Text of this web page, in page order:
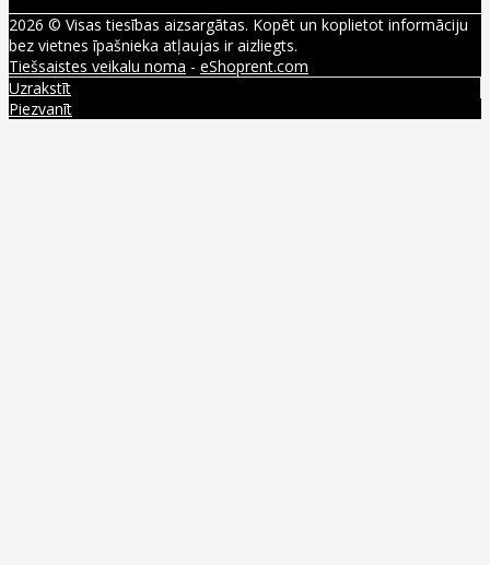
2026 © Visas tiesības aizsargātas. Kopēt un koplietot informāciju
bez vietnes īpašnieka atļaujas ir aizliegts.
Tiešsaistes veikalu noma - eShoprent.com
Uzrakstīt
Piezvanīt